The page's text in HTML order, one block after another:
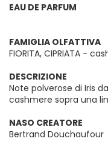
EAU DE PARFUM
FAMIGLIA OLFATTIVA
FIORITA, CIPRIATA -
DESCRIZIONE
Note polverose di Iris
cashmere sopra una
NASO CREATORE
Bertrand Douchaufour